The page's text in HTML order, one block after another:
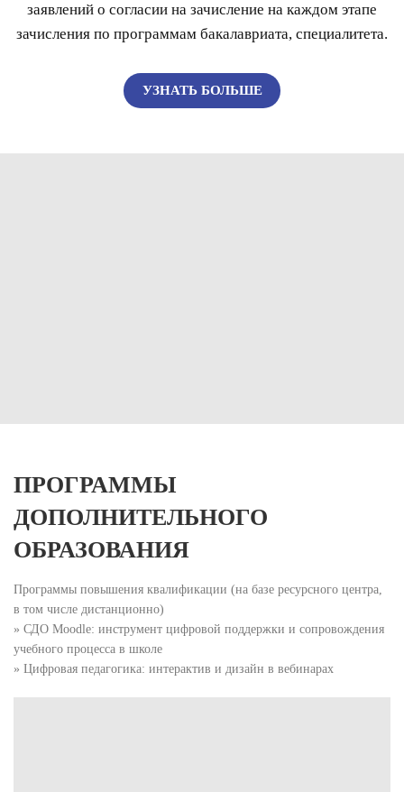
заявлений о согласии на зачисление на каждом этапе
зачисления по программам бакалавриата, специалитета.
УЗНАТЬ БОЛЬШЕ
ПРОГРАММЫ
ДОПОЛНИТЕЛЬНОГО
ОБРАЗОВАНИЯ
Программы повышения квалификации (на базе ресурсного центра,
в том числе дистанционно)
» СДО Moodle: инструмент цифровой поддержки и сопровождения
учебного процесса в школе
» Цифровая педагогика: интерактив и дизайн в вебинарах